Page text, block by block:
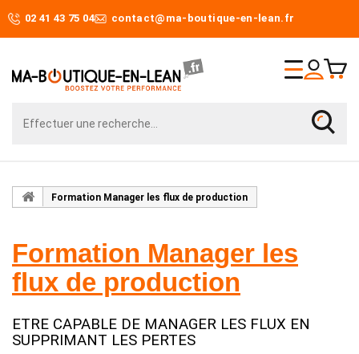
02 41 43 75 04 contact@ma-boutique-en-lean.fr
Formation Manager les flux de production
Formation Manager les
flux de production
ETRE CAPABLE DE MANAGER LES FLUX EN
SUPPRIMANT LES PERTES